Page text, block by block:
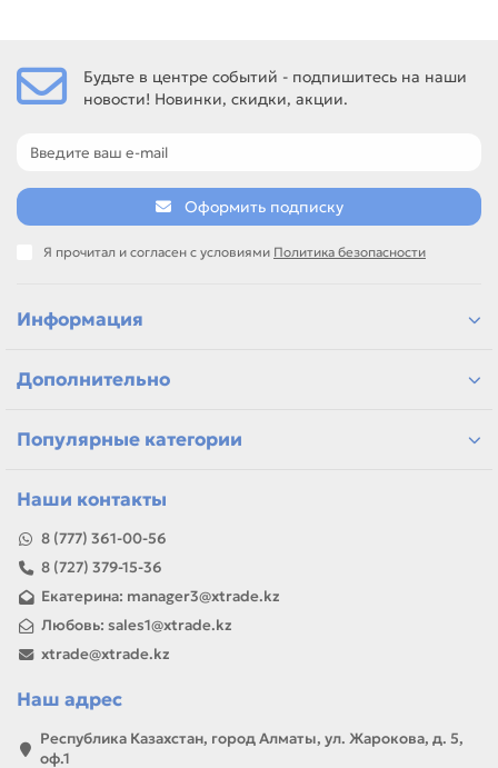
Среди товаров этого направления есть, например:
Фотобарабан для CANON GP-220 (Корея), Фотобарабан
(Корея), Фотобарабан для CANON NP-1215/1550/1015
артикулу и таблице характеристик.
Если нужен близкий вариант, посмотрите соседние
позиции для офисной печати и сервисного запаса
Если параметры в карточке совпадают с вашей моделью
ремонта, заправки, печати или пополнения складского
запаса.
Будьте в центре событий - подпишитесь на наши
новости! Новинки, скидки, акции.
Оформить подписку
Я прочитал и согласен с условиями Политика безопасности
Информация
Дополнительно
Популярные категории
Наши контакты
8 (777) 361-00-56
8 (727) 379-15-36
Екатерина: manager3@xtrade.kz
Любовь: sales1@xtrade.kz
xtrade@xtrade.kz
Наш адрес
Республика Казахстан, город Алматы, ул. Жарокова, д. 5,
оф.1